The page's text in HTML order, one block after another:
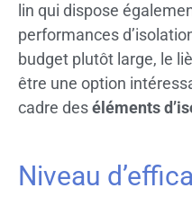
lin qui dispose
performances
budget plutôt large, le
être une option
cadre deséléments
Niveau